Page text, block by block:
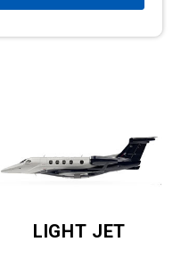
LIGHT JET